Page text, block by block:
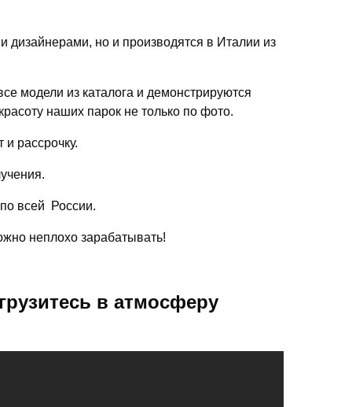
дизайнерами, но и производятся в Италии из
модели из каталога и демонстрируются
наших парок не только по фото.
рассрочку.
всей России.
неплохо зарабатывать!
в атмосферу